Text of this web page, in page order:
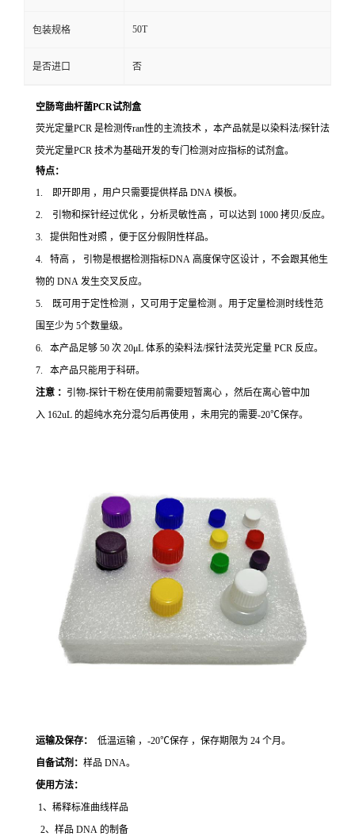
包装规格 50T
是否进口 否
空肠弯曲杆菌PCR试剂盒
荧光定量PCR 是检测传ran性的主流技术 ，本产品就是以染料法/探针法
荧光定量PCR 技术为基础开发的专门检测对应指标的试剂盒。
特点：
1. 即开即用 ，用户只需要提供样品 DNA 模板。
2. 引物和探针经过优化 ，分析灵敏性高 ，可以达到 1000 拷贝/反应。
3. 提供阳性对照 ，便于区分假阴性样品。
4. 特高 ， 引物是根据检测指标DNA 高度保守区设计 ，不会跟其他生
物的 DNA 发生交叉反应。
5. 既可用于定性检测 ，又可用于定量检测 。用于定量检测时线性范
围至少为 5个数量级。
6. 本产品足够 50 次 20μL 体系的染料法/探针法荧光定量 PCR 反应。
7. 本产品只能用于科研。
注意 ： 引物-探针干粉在使用前需要短暂离心 ，然后在离心管中加
入 162uL 的超纯水充分混匀后再使用 ，未用完的需要-20℃保存。
运输及保存：
低温运输 ，-20℃保存 ，保存期限为 24 个月。
自备试剂： 样品 DNA。
使用方法：
1、稀释标准曲线样品
2、样品 DNA 的制备